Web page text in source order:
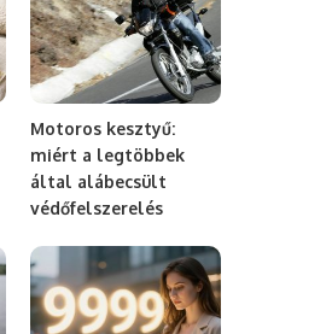
Motoros kesztyű:
miért a legtöbbek
által alábecsült
védőfelszerelés